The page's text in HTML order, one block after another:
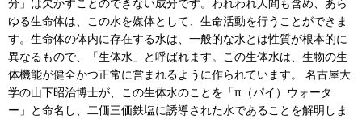
ゆる生命体は、この水を媒体として、生命活動を行うことができま
す。生命体の体内に存在する水は、一般的な水とは性質が根本的に
異なるもので、「生体水」と呼ばれます。この生体水は、生物の生
体機能が健全かつ正常に営まれるように作られています。 名古屋大
学の山下昭治博士が、この生体水のことを「π（パイ）ウォータ
ー」と命名し、二価三価鉄塩に誘導された水であることを解明しま